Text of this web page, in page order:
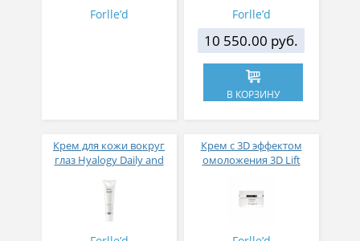
Forlle’d Forlle’d
10 550.00 руб.
В КОРЗИНУ
Крем для кожи вокруг
глаз Hyalogy Daily and
5.7-6.7
Крем с 3D эффектом
омоложения 3D Lift